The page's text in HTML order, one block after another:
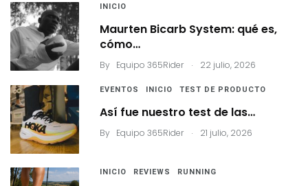
INICIO
Maurten Bicarb System: qué es,
cómo…
By Equipo 365Rider . 22 julio, 2026
EVENTOS INICIO TEST DE PRODUCTO
Así fue nuestro test de las…
By Equipo 365Rider . 21 julio, 2026
INICIO REVIEWS RUNNING